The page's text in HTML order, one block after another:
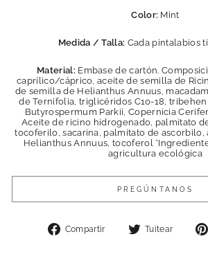
Color: Mint
Medida / Talla: Cada pintalabios
Material: Embase de cartón.
caprílico/cáprico, aceite de semilla de
de semilla de Helianthus Annuus,
de Ternifolia, triglicéridos C10-18,
Butyrospermum Parkii, Copernicia
Aceite de ricino hidrogenado, palmitato
tocoferilo, sacarina, palmitato de ascorbilo,
Helianthus Annuus, tocoferol
agricultura ecológica
PREGÚNTANOS
Compartir
CompartirTuitear